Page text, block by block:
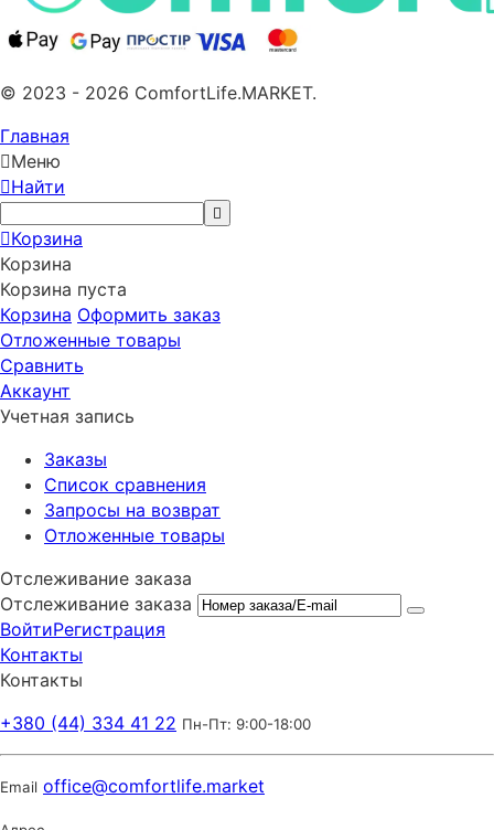
© 2023 - 2026 ComfortLife.MARKET.
Главная
Меню
Найти
Корзина
Корзина
Корзина пуста
Корзина Оформить заказ
Отложенные товары
Сравнить
Аккаунт
Учетная запись
Заказы
Список сравнения
Запросы на возврат
Отложенные товары
Отслеживание заказа
Отслеживание заказа
ВойтиРегистрация
Контакты
Контакты
+380 (44) 334 41 22 Пн-Пт: 9:00-18:00
Email office@comfortlife.market